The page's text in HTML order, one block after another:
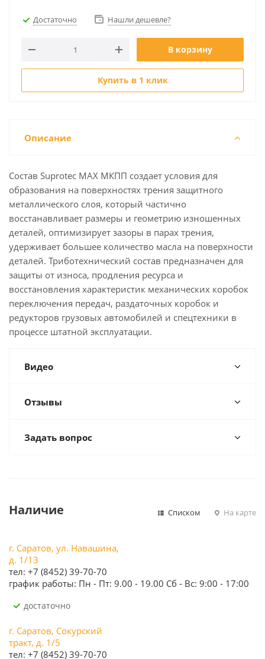
Достаточно Нашли дешевле?
В корзину
Купить в 1 клик
Описание
Состав Suprotec MAX МКПП создает условия для
образования на поверхностях трения защитного
металлического слоя, который частично
восстанавливает размеры и геометрию изношенных
деталей, оптимизирует зазоры в парах трения,
удерживает большее количество масла на поверхности
деталей. Триботехнический состав предназначен для
защиты от износа, продления ресурса и
восстановления характеристик механических коробок
переключения передач, раздаточных коробок и
редукторов грузовых автомобилей и спецтехники в
процессе штатной эксплуатации.
Видео
Отзывы
Задать вопрос
Наличие Списком На карте
г. Саратов, ул. Навашина,
д. 1/13
тел: +7 (8452) 39-70-70
график работы: Пн - Пт: 9.00 - 19.00 Сб - Вс: 9:00 - 17:00
Достаточно
г. Саратов, Сокурский
тракт, д. 1/5
тел: +7 (8452) 39-70-70